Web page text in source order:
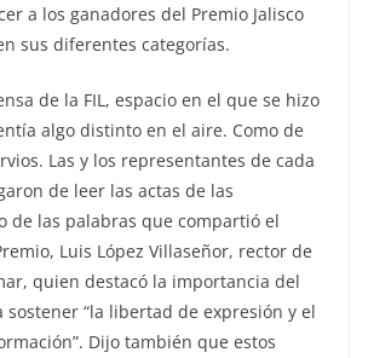
a los ganadores del Premio Jalisco
sus diferentes categorías.
de la FIL, espacio en el que se hizo
algo distinto en el aire. Como de
Las y los representantes de cada
de leer las actas de las
de las palabras que compartió el
Luis López Villaseñor, rector de
quien destacó la importancia del
“la libertad de expresión y el
Dijo también que estos